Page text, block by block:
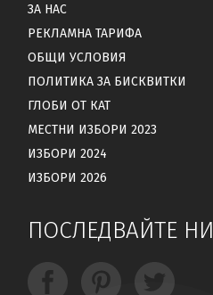
ЗА НАС
РЕКЛАМНА ТАРИФА
ОБЩИ УСЛОВИЯ
ПОЛИТИКА ЗА БИСКВИТКИ
ГЛОБИ ОТ КАТ
МЕСТНИ ИЗБОРИ 2023
ИЗБОРИ 2024
ИЗБОРИ 2026
ПОСЛЕДВАЙТЕ НИ